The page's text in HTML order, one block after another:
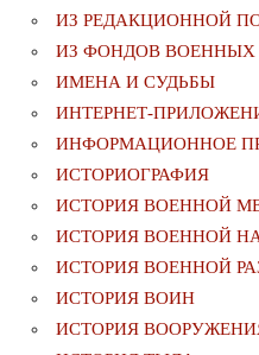
ИЗ РЕДАКЦИОННОЙ
ИЗ ФОНДОВ ВОЕННЫХ
ИМЕНА И СУДЬБЫ
ИНТЕРНЕТ-
ИНФОРМАЦИОННОЕ
ИСТОРИОГРАФИЯ
ИСТОРИЯ ВОЕННОЙ
ИСТОРИЯ ВОЕННОЙ
ИСТОРИЯ ВОЕННОЙ
ИСТОРИЯ ВОИН
ИСТОРИЯ